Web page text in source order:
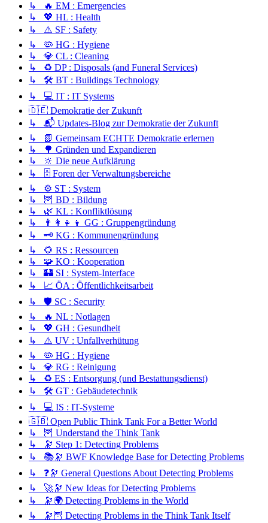
↳ 🔥 EM : Emergencies
↳ 💖 HL : Health
↳ ⚠️ SF : Safety
↳ 🦠 HG : Hygiene
↳ 💎 CL : Cleaning
↳ ♻️ DP : Disposals (and Funeral Services)
↳ 🛠️ BT : Buildings Technology
↳ 💻 IT : IT Systems
🇩🇪 Demokratie der Zukunft
↳ 📬 Updates-Blog zur Demokratie der Zukunft
↳ 📗 Gemeinsam ECHTE Demokratie erlernen
↳ 🌳 Gründen und Expandieren
↳ 🔆 Die neue Aufklärung
↳ 🗄️ Foren der Verwaltungsbereiche
↳ ⚙️ ST : System
↳ 🦉 BD : Bildung
↳ 🌿 KL : Konfliktlösung
↳ 👨‍👩‍👧‍👦 GG : Gruppengründung
↳ 🗝️ KG : Kommunengründung
↳ 🌻 RS : Ressourcen
↳ 🧩 KO : Kooperation
↳ 🏰 SI : System-Interface
↳ 📈 ÖA : Öffentlichkeitsarbeit
↳ 🛡️ SC : Security
↳ 🔥 NL : Notlagen
↳ 💖 GH : Gesundheit
↳ ⚠️ UV : Unfallverhütung
↳ 🦠 HG : Hygiene
↳ 💎 RG : Reinigung
↳ ♻️ ES : Entsorgung (und Bestattungsdienst)
↳ 🛠️ GT : Gebäudetechnik
↳ 💻 IS : IT-Systeme
🇬🇧 Open Public Think Tank For a Better World
↳ 🦉 Understand the Think Tank
↳ 🔭 Step 1: Detecting Problems
↳ 📚🔭 BWF Knowledge Base for Detecting Problems
↳ ❓🔭 General Questions About Detecting Problems
↳ 🚀🔭 New Ideas for Detecting Problems
↳ 🔭🌍 Detecting Problems in the World
↳ 🔭🦉 Detecting Problems in the Think Tank Itself